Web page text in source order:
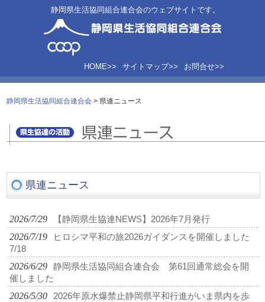
静岡県生活協同組合連合会のウェブサイトです。
お問合せ>>
サイトマップ>>
HOME>>
静岡県生活協同組合連合会 > 県連ニュース
県連ニュース
2026/7/29 【静岡県生協連NEWS】2026年7月発行
2026/7/19
ヒロシマ平和の旅2026ガイダンスを開催しました
7/18
2026/6/29
静岡県生活協同組合連合会 第61回通常総会を開
催しました
2026/5/30
2026年原水爆禁止静岡県平和行進がいま県内を歩